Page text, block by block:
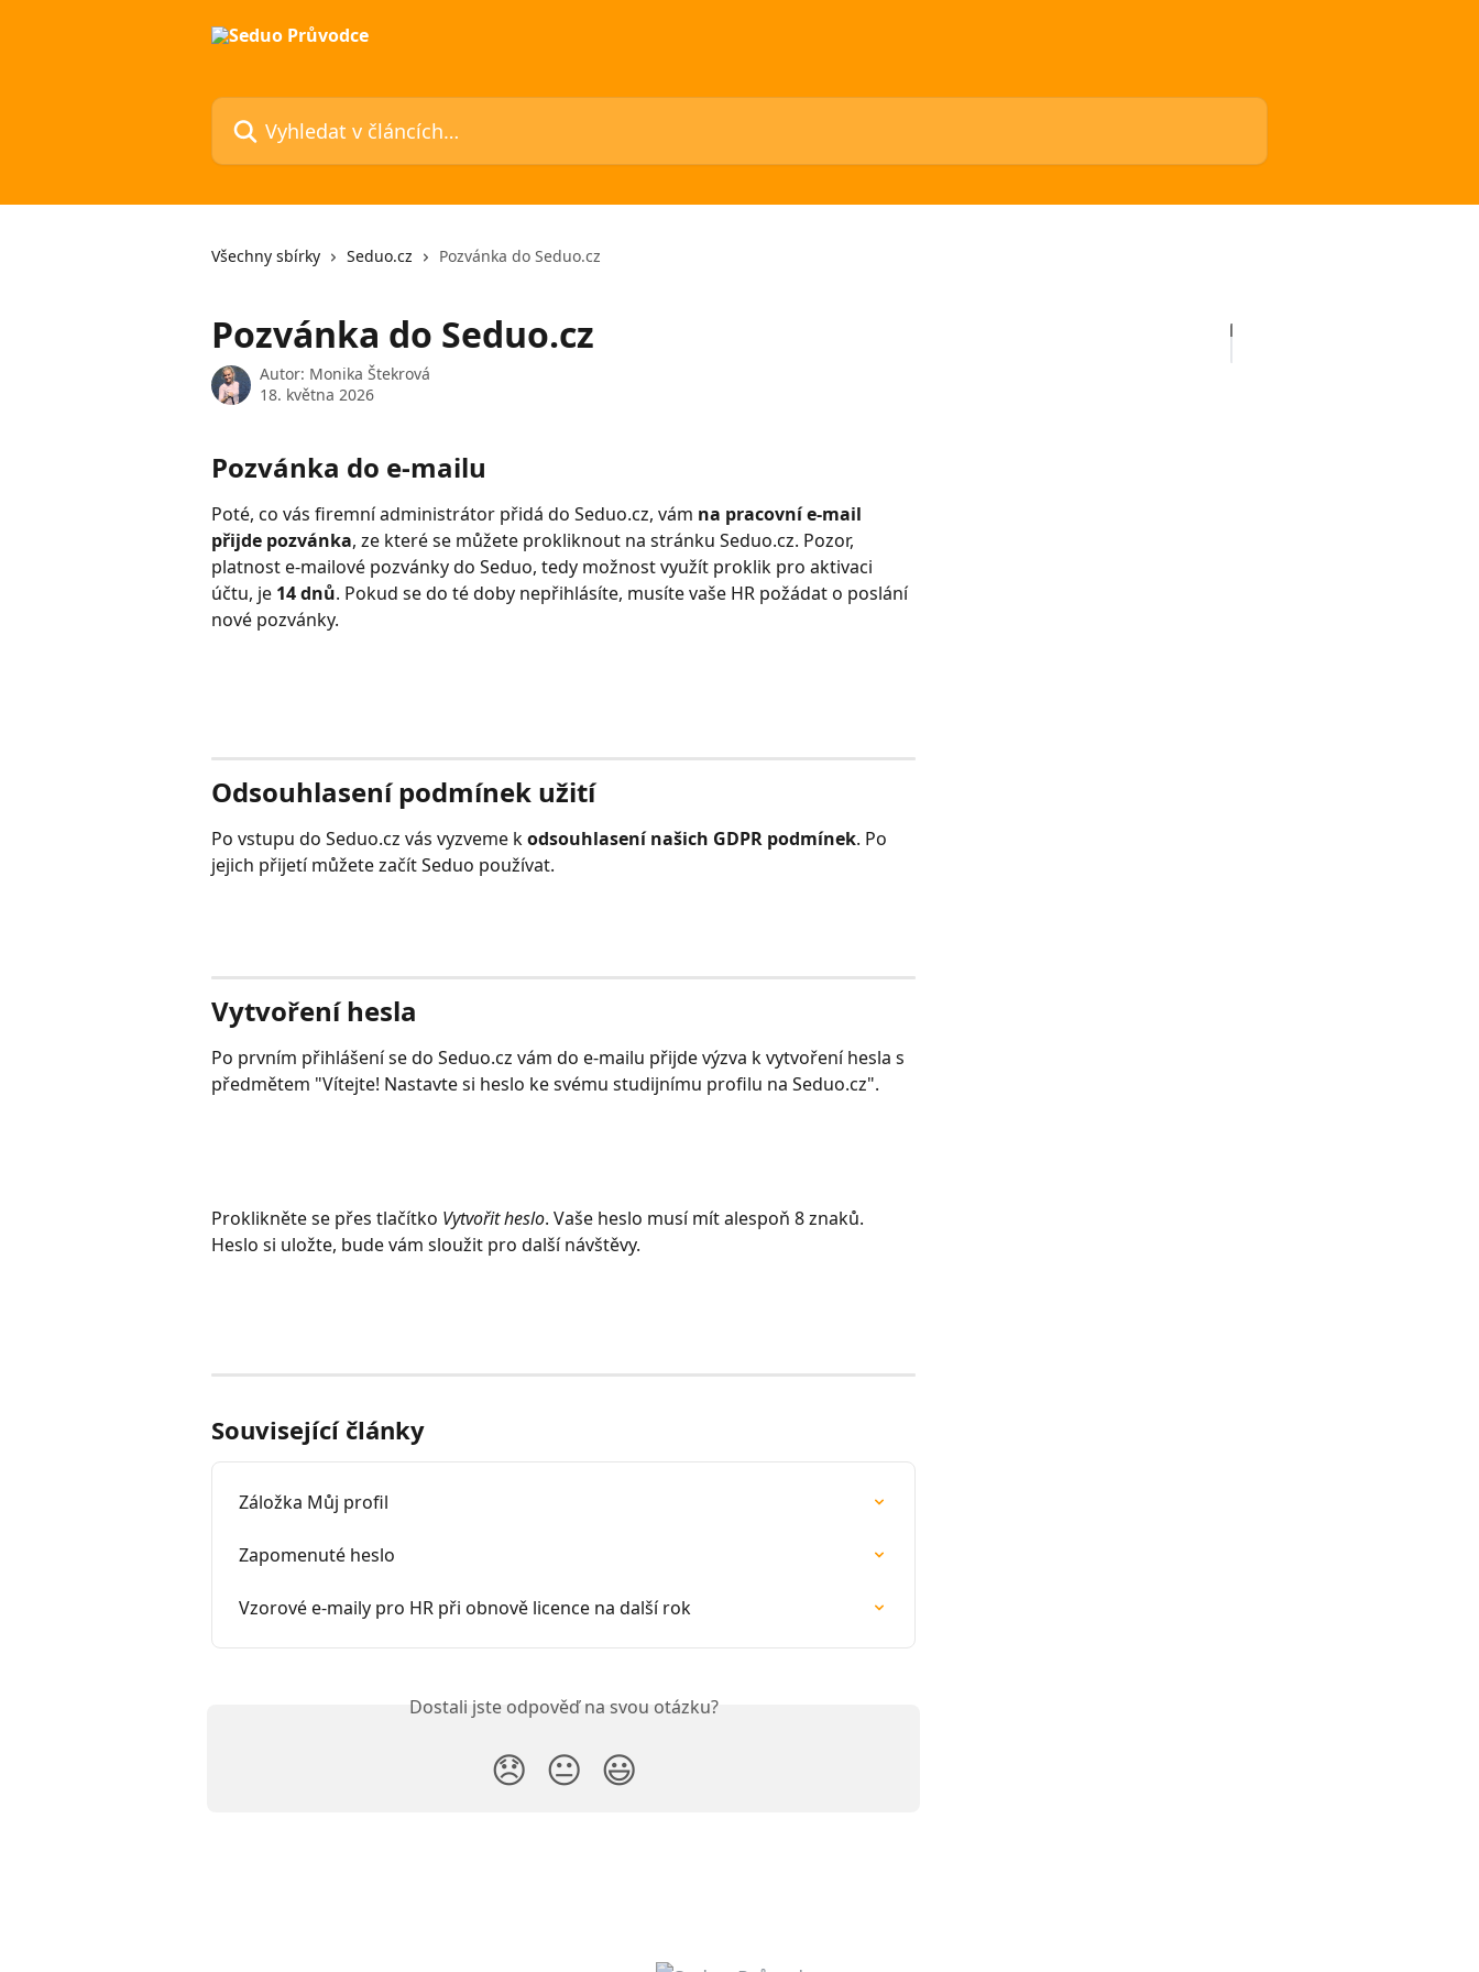
Vyhledat v článcích…
Všechny sbírky Seduo.cz Pozvánka do Seduo.cz
Pozvánka do Seduo.cz
Autor: Monika Štekrová
18. května 2026
Pozvánka do e-mailu
Poté, co vás firemní administrátor přidá do Seduo.cz, vám na pracovní e-mail
přijde pozvánka, ze které se můžete prokliknout na stránku Seduo.cz. Pozor,
platnost e-mailové pozvánky do Seduo, tedy možnost využít proklik pro aktivaci
účtu, je 14 dnů. Pokud se do té doby nepřihlásíte, musíte vaše HR požádat o poslání
nové pozvánky.
Odsouhlasení podmínek užití
Po vstupu do Seduo.cz vás vyzveme k odsouhlasení našich GDPR podmínek. Po
jejich přijetí můžete začít Seduo používat.
Vytvoření hesla
Po prvním přihlášení se do Seduo.cz vám do e-mailu přijde výzva k vytvoření hesla s
předmětem "Vítejte! Nastavte si heslo ke svému studijnímu profilu na Seduo.cz".
Proklikněte se přes tlačítko Vytvořit heslo. Vaše heslo musí mít alespoň 8 znaků.
Heslo si uložte, bude vám sloužit pro další návštěvy.
Související články
Záložka Můj profil
Zapomenuté heslo
Vzorové e-maily pro HR při obnově licence na další rok
Dostali jste odpověď na svou otázku?
😞 😐 😃